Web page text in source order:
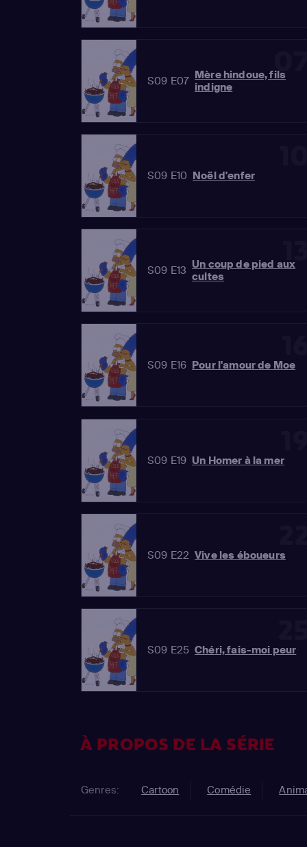
S09 E07 Mère hindoue, fils
indigne
S09 E10 Noël d'enfer
S09 E13 Un coup de pied aux
cultes
S09 E16 Pour l'amour de Moe
S09 E19 Un Homer à la mer
S09 E22 Vive les éboueurs
S09 E25 Chéri, fais-moi peur
À PROPOS DE LA SÉRIE
Genres: Cartoon Comédie